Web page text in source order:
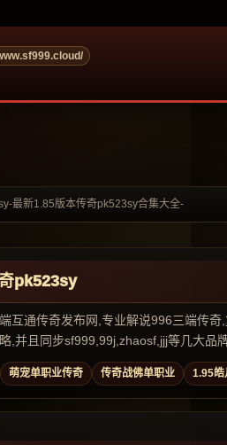
最新1.85版本传奇pk523sy合集大全-
pk523sy
互通传奇发布网,专业解说996三端传
,并且同步sf999,99j,zhaosf,jjj等几大品
萌宠单职业传奇 传奇战佛单职业 1.95皓